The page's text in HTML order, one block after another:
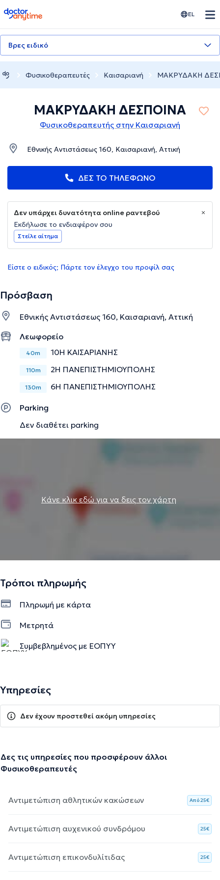
doctoranytime EL
Βρες ειδικό
Φυσικοθεραπευτές Καισαριανή ΜΑΚΡΥΔΑΚΗ
ΜΑΚΡΥΔΑΚΗ ΔΕΣΠΟΙΝΑ
Φυσικοθεραπευτής στην Καισαριανή
Εθνικής Αντιστάσεως 160, Καισαριανή, Αττική
ΔΕΣ ΤΟ ΤΗΛΕΦΩΝΟ
Δεν υπάρχει δυνατότητα online ραντεβού
Εκδήλωσε το ενδιαφέρον σου
Στείλε αίτημα
Είστε ο ειδικός; Πάρτε τον έλεγχο του προφίλ σας
Πρόσβαση
Εθνικής Αντιστάσεως 160, Καισαριανή, Αττική
Λεωφορείο
40m 10Η ΚΑΙΣΑΡΙΑΝΗΣ
110m 2Η ΠΑΝΕΠΙΣΤΗΜΙΟΥΠΟΛΗΣ
130m 6Η ΠΑΝΕΠΙΣΤΗΜΙΟΥΠΟΛΗΣ
Parking
Δεν διαθέτει parking
Κάνε κλικ εδώ για να δεις τον χάρτη
Τρόποι πληρωμής
Πληρωμή με κάρτα
Μετρητά
Συμβεβλημένος με ΕΟΠΥΥ
Υπηρεσίες
Δεν έχουν προστεθεί ακόμη υπηρεσίες
Δες τις υπηρεσίες που προσφέρουν άλλοι
Φυσικοθεραπευτές
Αντιμετώπιση αθλητικών κακώσεων Aπό 25€
Αντιμετώπιση αυχενικού συνδρόμου 25€
Αντιμετώπιση επικονδυλίτιδας 25€